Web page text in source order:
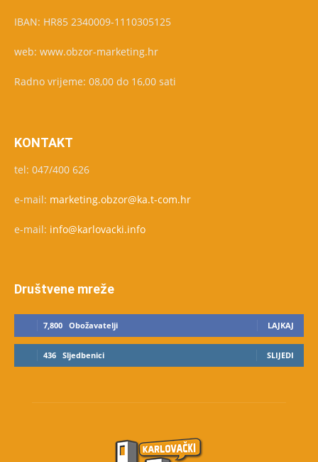
IBAN: HR85 2340009-1110305125
web: www.obzor-marketing.hr
Radno vrijeme: 08,00 do 16,00 sati
KONTAKT
tel: 047/400 626
e-mail: marketing.obzor@ka.t-com.hr
e-mail: info@karlovacki.info
Društvene mreže
7,800 Obožavatelji LAJKAJ
436 Sljedbenici SLIJEDI